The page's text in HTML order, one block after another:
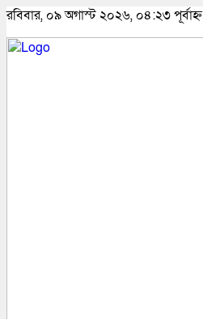
রবিবার, ০৯ অগাস্ট ২০২৬, ০৪:২৩ পূর্বাহ্ন